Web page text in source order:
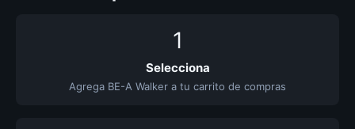
1
Selecciona
Agrega BE-A Walker a tu carrito de compras